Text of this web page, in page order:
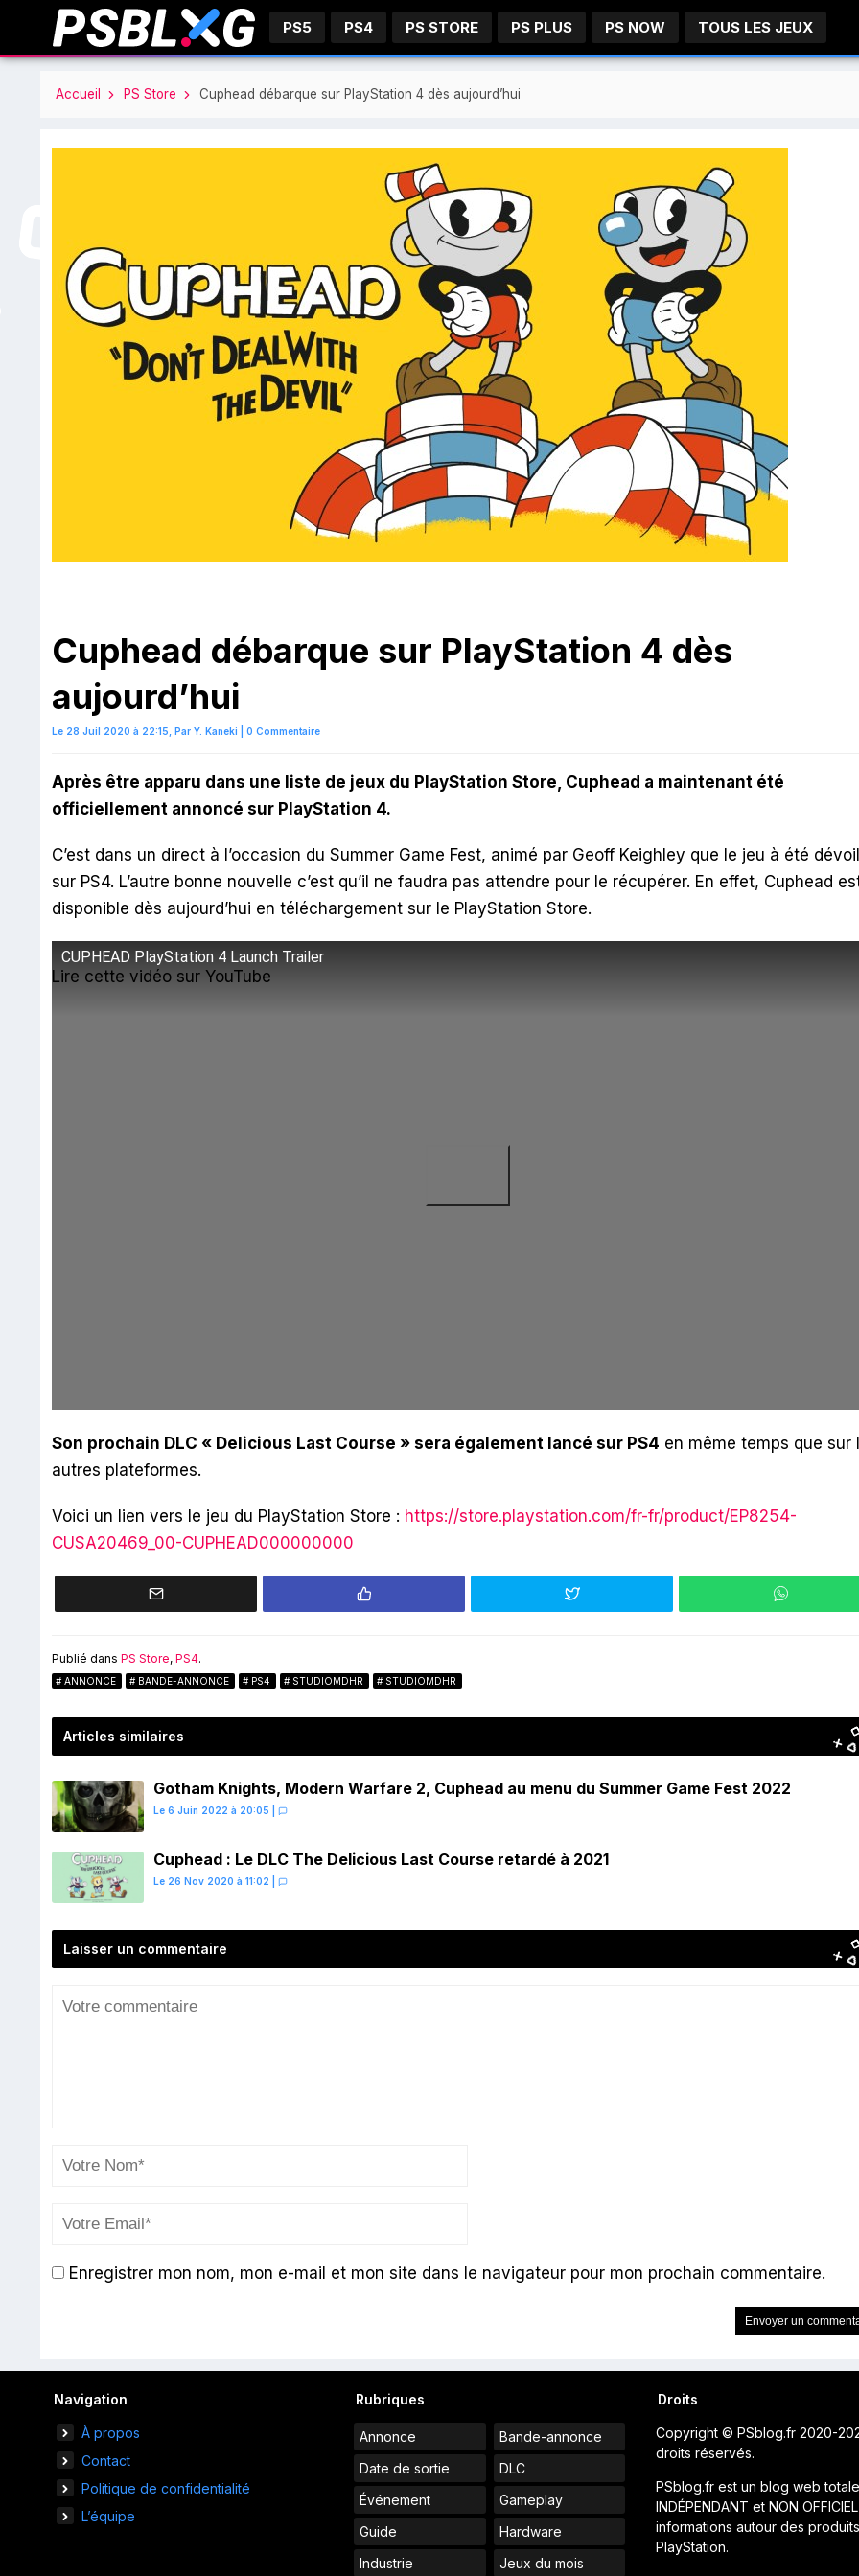
PS5 PS4 PS STORE PS PLUS PS NOW TOUS LES JEUX
Accueil PS Store Cuphead débarque sur PlayStation 4 dès aujourd’hui
Cuphead débarque sur PlayStation 4 dès
aujourd’hui
Le 28 Juil 2020 à 22:15, Par Y. Kaneki 0 Commentaire
Après être apparu dans une liste de jeux du PlayStation Store, Cuphead a maintenant été
officiellement annoncé sur PlayStation 4.
C’est dans un direct à l’occasion du Summer Game Fest, animé par Geoff Keighley que le jeu à été
sur PS4. L’autre bonne nouvelle c’est qu’il ne faudra pas attendre pour le récupérer. En effet, Cuphead
disponible dès aujourd’hui en téléchargement sur le PlayStation Store.
CUPHEAD PlayStation 4 Launch Trailer
Lire cette vidéo sur YouTube
Son prochain DLC « Delicious Last Course » sera également lancé sur PS4 en même temps que sur
autres plateformes.
Voici un lien vers le jeu du PlayStation Store : https://store.playstation.com/fr-fr/product/EP8254-
CUSA20469_00-CUPHEAD000000000
Publié dans PS Store, PS4.
ANNONCE BANDE-ANNONCE PS4 STUDIOMDHR STUDIOMDHR
Articles similaires
Gotham Knights, Modern Warfare 2, Cuphead au menu du Summer Game Fest 2022
Le 6 Juin 2022 à 20:05
Cuphead : Le DLC The Delicious Last Course retardé à 2021
Le 26 Nov 2020 à 11:02
Laisser un commentaire
Enregistrer mon nom, mon e-mail et mon site dans le navigateur pour mon prochain commentaire.
Navigation
À propos
Contact
Politique de confidentialité
L’équipe
Rubriques
Annonce
Bande-annonce
Date de sortie
DLC
Événement
Gameplay
Guide
Hardware
Industrie
Jeux du mois
Droits
Copyright © PSblog.fr 2020-
droits réservés.
PSblog.fr est un blog web
INDÉPENDANT et NON
informations autour des
PlayStation.